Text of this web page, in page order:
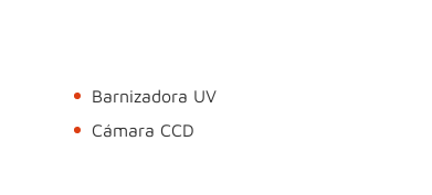
Barnizadora UV
Cámara CCD